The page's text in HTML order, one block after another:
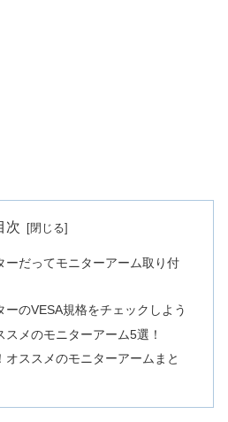
次
ーだってモニターアーム取り付
ーのVESA規格をチェックしよう
メのモニターアーム5選！
オススメのモニターアームまと